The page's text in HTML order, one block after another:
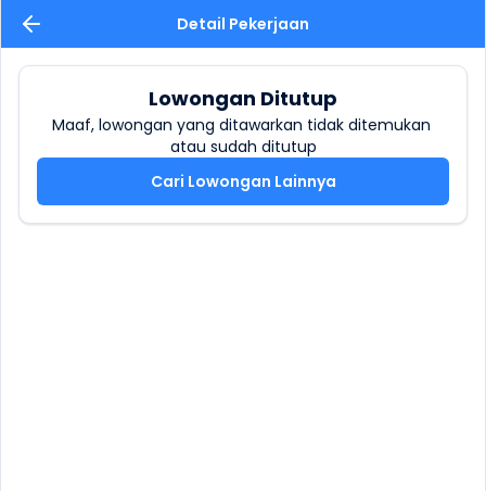
Detail Pekerjaan
Lowongan Ditutup
Maaf, lowongan yang ditawarkan tidak ditemukan
atau sudah ditutup
Cari Lowongan Lainnya